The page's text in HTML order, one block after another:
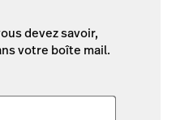
devez savoir,
votre boîte mail.